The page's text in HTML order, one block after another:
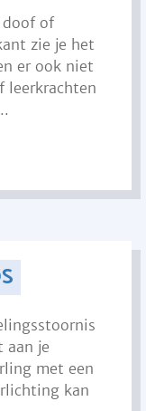
doof of
zie je het
er ook niet
leerkrachten
aan je
met een
kan